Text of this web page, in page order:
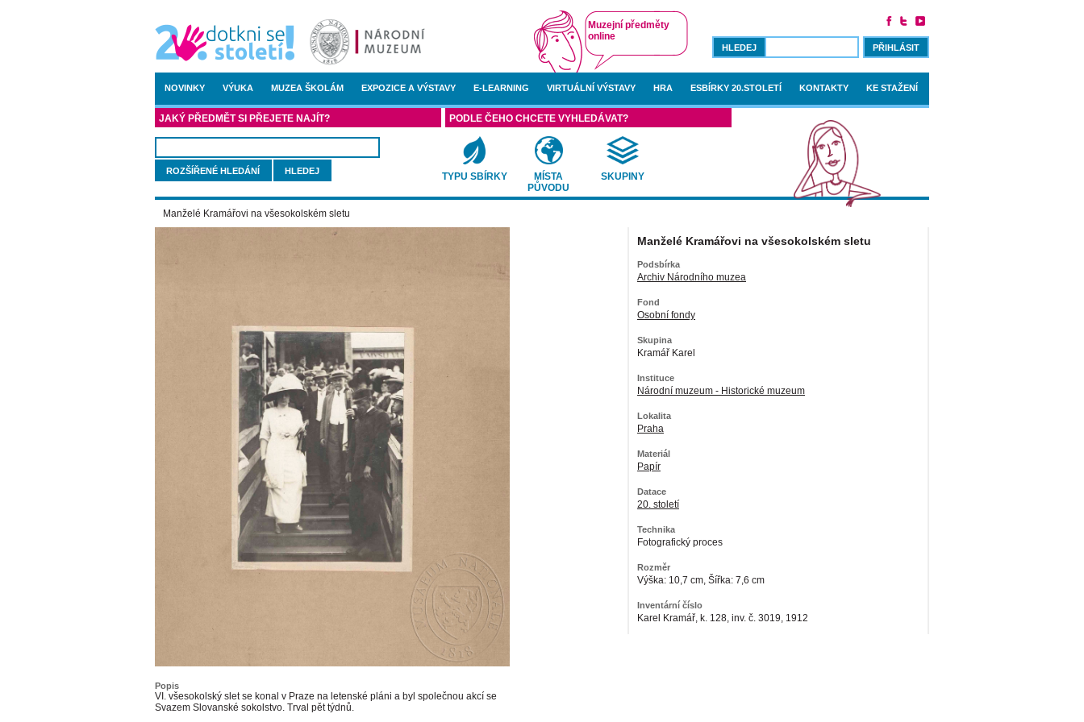
PŘIHLÁSIT
Muzejní předměty
online
NOVINKY VÝUKA MUZEA ŠKOLÁM EXPOZICE A VÝSTAVY E-LEARNING VIRTUÁLNÍ VÝSTAVY HRA ESBÍRKY 20.STOLETÍ KONTAKTY KE STAŽENÍ
JAKÝ PŘEDMĚT SI PŘEJETE NAJÍT?
ROZŠÍŘENÉ HLEDÁNÍ
PODLE ČEHO CHCETE VYHLEDÁVAT?
TYPU SBÍRKY
MÍSTA
PŮVODU
SKUPINY
Manželé Kramářovi na všesokolském sletu
Popis
VI. všesokolský slet se konal v Praze na letenské pláni a byl společnou akcí se
Svazem Slovanské sokolstvo. Trval pět týdnů.
Manželé Kramářovi na všesokolském sletu
Podsbírka
Archiv Národního muzea
Fond
Osobní fondy
Skupina
Kramář Karel
Instituce
Národní muzeum - Historické muzeum
Lokalita
Praha
Materiál
Papír
Datace
20. století
Technika
Fotografický proces
Rozměr
Výška: 10,7 cm, Šířka: 7,6 cm
Inventární číslo
Karel Kramář, k. 128, inv. č. 3019, 1912